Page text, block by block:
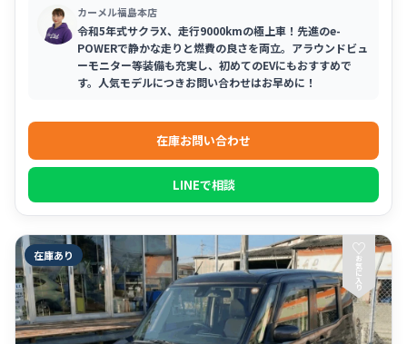
カーメル福島本店
令和5年式サクラX、走行9000kmの極上車！先進のe-
POWERで静かな走りと燃費の良さを両立。アラウンドビュ
ーモニター等装備も充実し、初めてのEVにもおすすめで
す。人気モデルにつきお問い合わせはお早めに！
在庫お問い合わせ
LINEで相談
在庫あり ♡
お
気
に
入
り